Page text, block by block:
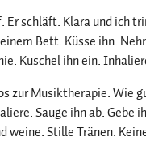
Er schläft. Klara und ich
Bett. Küsse ihn.
Kuschel ihn ein.
zur Musiktherapie. Wie
Sauge ihn ab. Gebe
weine. Stille Tränen.